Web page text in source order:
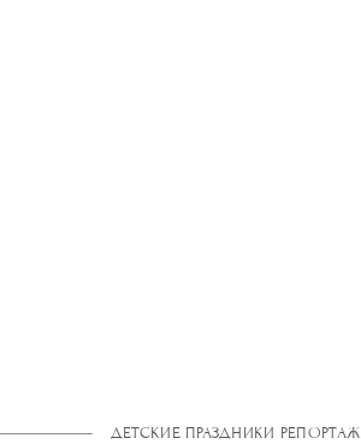
ДЕТСКИЕ ПРАЗДНИКИ РЕПОРТАЖ